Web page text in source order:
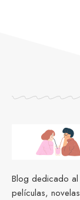
Blog dedicado al
películas,